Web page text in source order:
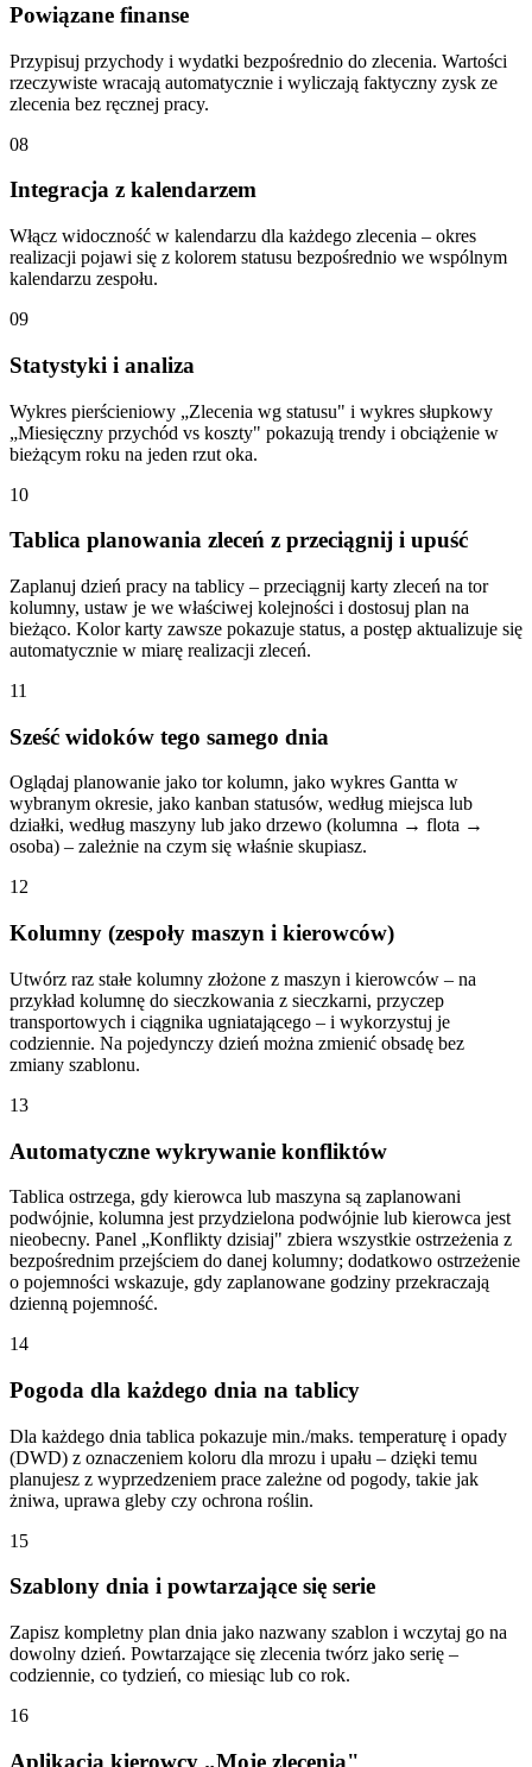
Powiązane finanse
Przypisuj przychody i wydatki bezpośrednio do zlecenia. Wartości
rzeczywiste wracają automatycznie i wyliczają faktyczny zysk ze
zlecenia bez ręcznej pracy.
08
Integracja z kalendarzem
Włącz widoczność w kalendarzu dla każdego zlecenia – okres
realizacji pojawi się z kolorem statusu bezpośrednio we wspólnym
kalendarzu zespołu.
09
Statystyki i analiza
Wykres pierścieniowy „Zlecenia wg statusu" i wykres słupkowy
„Miesięczny przychód vs koszty" pokazują trendy i obciążenie w
bieżącym roku na jeden rzut oka.
10
Tablica planowania zleceń z przeciągnij i upuść
Zaplanuj dzień pracy na tablicy – przeciągnij karty zleceń na tor
kolumny, ustaw je we właściwej kolejności i dostosuj plan na
bieżąco. Kolor karty zawsze pokazuje status, a postęp aktualizuje się
automatycznie w miarę realizacji zleceń.
11
Sześć widoków tego samego dnia
Oglądaj planowanie jako tor kolumn, jako wykres Gantta w
wybranym okresie, jako kanban statusów, według miejsca lub
działki, według maszyny lub jako drzewo (kolumna → flota →
osoba) – zależnie na czym się właśnie skupiasz.
12
Kolumny (zespoły maszyn i kierowców)
Utwórz raz stałe kolumny złożone z maszyn i kierowców – na
przykład kolumnę do sieczkowania z sieczkarni, przyczep
transportowych i ciągnika ugniatającego – i wykorzystuj je
codziennie. Na pojedynczy dzień można zmienić obsadę bez
zmiany szablonu.
13
Automatyczne wykrywanie konfliktów
Tablica ostrzega, gdy kierowca lub maszyna są zaplanowani
podwójnie, kolumna jest przydzielona podwójnie lub kierowca jest
nieobecny. Panel „Konflikty dzisiaj" zbiera wszystkie ostrzeżenia z
bezpośrednim przejściem do danej kolumny; dodatkowo ostrzeżenie
o pojemności wskazuje, gdy zaplanowane godziny przekraczają
dzienną pojemność.
14
Pogoda dla każdego dnia na tablicy
Dla każdego dnia tablica pokazuje min./maks. temperaturę i opady
(DWD) z oznaczeniem koloru dla mrozu i upału – dzięki temu
planujesz z wyprzedzeniem prace zależne od pogody, takie jak
żniwa, uprawa gleby czy ochrona roślin.
15
Szablony dnia i powtarzające się serie
Zapisz kompletny plan dnia jako nazwany szablon i wczytaj go na
dowolny dzień. Powtarzające się zlecenia twórz jako serię –
codziennie, co tydzień, co miesiąc lub co rok.
16
Aplikacja kierowcy „Moje zlecenia"